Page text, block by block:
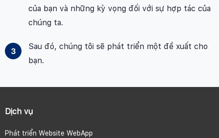
của bạn và những kỳ vọng đối với sự hợp tác của
chúng ta.
Sau đó, chúng tôi sẽ phát triển một đề xuất cho
bạn.
Dịch vụ
Phát triển Website WebApp